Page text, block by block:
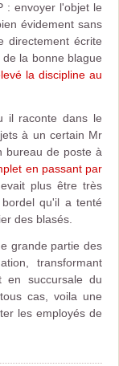
: envoyer l'objet le
évidement sans
directement écrite
la bonne blague
la discipline au
il raconte dans le
à un certain Mr
bureau de poste à
en passant par
plus être très
qu'il a tenté
des blasés.
grande partie des
transformant
en succursale du
cas, voila une
les employés de